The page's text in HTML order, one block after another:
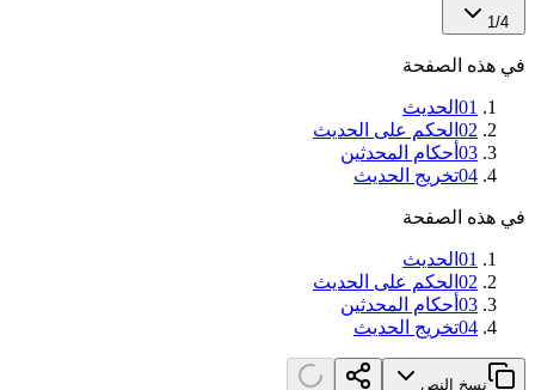
1/4
في هذه الصفحة
01 الحديث
02 الحكم على الحديث
03 أحكام المحدثين
04تخريج الحديث
في هذه الصفحة
01 الحديث
02 الحكم على الحديث
03 أحكام المحدثين
04تخريج الحديث
نسخ النص